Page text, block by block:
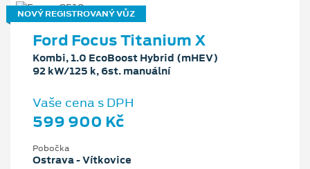
NOVÝ REGISTROVANÝ VŮZ
Ford Focus Titanium X
Kombi, 1.0 EcoBoost Hybrid (mHEV)
92 kW/125 k, 6st. manuální
Vaše cena s DPH
599 900 Kč
Pobočka
Ostrava - Vítkovice